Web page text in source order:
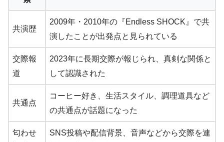
共演歴
2009年・2010年の『Endless SHOCK』で共
演したことが出発点と見られている
交際報
道
2023年に長期交際が報じられ、真剣な関係と
して認識された
共通点
コーヒー好き、生活スタイル、調理道具など
の共通点が話題になった
匂わせ
SNS投稿や配信背景、音声などから交際を連